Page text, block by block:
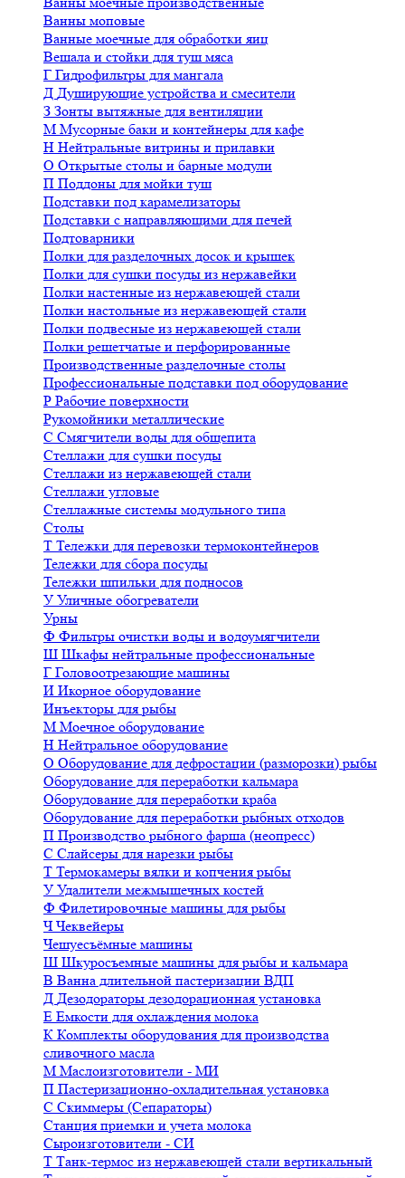
Ванны моповые
Ванные моечные для обработки яиц
Вешала и стойки для туш мяса
Г Гидрофильтры для мангала
Д Душирующие устройства и смесители
З Зонты вытяжные для вентиляции
М Мусорные баки и контейнеры для кафе
Н Нейтральные витрины и прилавки
О Открытые столы и барные модули
П Поддоны для мойки туш
Подставки под карамелизаторы
Подставки с направляющими для печей
Подтоварники
Полки для разделочных досок и крышек
Полки для сушки посуды из нержавейки
Полки настенные из нержавеющей стали
Полки настольные из нержавеющей стали
Полки подвесные из нержавеющей стали
Полки решетчатые и перфорированные
Производственные разделочные столы
Профессиональные подставки под оборудование
Р Рабочие поверхности
Рукомойники металлические
С Смягчители воды для общепита
Стеллажи для сушки посуды
Стеллажи из нержавеющей стали
Стеллажи угловые
Стеллажные системы модульного типа
Столы
Т Тележки для перевозки термоконтейнеров
Тележки для сбора посуды
Тележки шпильки для подносов
У Уличные обогреватели
Урны
Ф Фильтры очистки воды и водоумягчители
Ш Шкафы нейтральные профессиональные
Г Головоотрезающие машины
И Икорное оборудование
Инъекторы для рыбы
М Моечное оборудование
Н Нейтральное оборудование
О Оборудование для дефростации (разморозки) рыбы
Оборудование для переработки кальмара
Оборудование для переработки краба
Оборудование для переработки рыбных отходов
П Производство рыбного фарша (неопресс)
С Слайсеры для нарезки рыбы
Т Термокамеры вялки и копчения рыбы
У Удалители межмышечных костей
Ф Филетировочные машины для рыбы
ЧЧеквейеры
Чешуесъёмные машины
Ш Шкуросъемные машины для рыбы и кальмара
В Ванна длительной пастеризации ВДП
Д Дезодораторы дезодорационная установка
Е Емкости для охлаждения молока
К Комплекты оборудования для производства
сливочного масла
М Маслоизготовители - МИ
П Пастеризационно-охладительная установка
С Скиммеры (Сепараторы)
Станция приемки и учета молока
Сыроизготовители - СИ
Т Танк-термос из нержавеющей стали вертикальный